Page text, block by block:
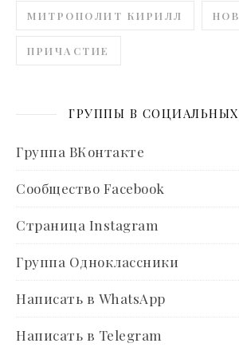
МИТРОПОЛИТ КИРИЛЛ
ПРИЧАСТИЕ
ГРУППЫ В СОЦИАЛЬНЫХ
Группа ВКонтакте
Сообщество Facebook
Страница Instagram
Группа Одноклассники
Написать в WhatsApp
Написать в Telegram